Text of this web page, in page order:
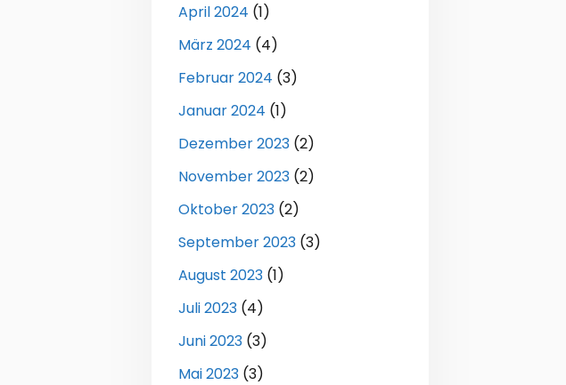
April 2024 (1)
März 2024 (4)
Februar 2024 (3)
Januar 2024 (1)
Dezember 2023 (2)
November 2023 (2)
Oktober 2023 (2)
September 2023 (3)
August 2023 (1)
Juli 2023 (4)
Juni 2023 (3)
Mai 2023 (3)